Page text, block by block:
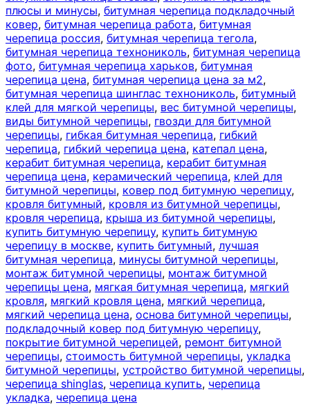
плюсы и минусы, битумная черепица подкладочный
ковер, битумная черепица работа, битумная
черепица россия, битумная черепица тегола,
битумная черепица технониколь, битумная черепица
фото, битумная черепица харьков, битумная
черепица цена, битумная черепица цена за м2,
битумная черепица шинглас технониколь, битумный
клей для мягкой черепицы, вес битумной черепицы,
виды битумной черепицы, гвозди для битумной
черепицы, гибкая битумная черепица, гибкий
черепица, гибкий черепица цена, катепал цена,
керабит битумная черепица, керабит битумная
черепица цена, керамический черепица, клей для
битумной черепицы, ковер под битумную черепицу,
кровля битумный, кровля из битумной черепицы,
кровля черепица, крыша из битумной черепицы,
купить битумную черепицу, купить битумную
черепицу в москве, купить битумный, лучшая
битумная черепица, минусы битумной черепицы,
монтаж битумной черепицы, монтаж битумной
черепицы цена, мягкая битумная черепица, мягкий
кровля, мягкий кровля цена, мягкий черепица,
мягкий черепица цена, основа битумной черепицы,
подкладочный ковер под битумную черепицу,
покрытие битумной черепицей, ремонт битумной
черепицы, стоимость битумной черепицы, укладка
битумной черепицы, устройство битумной черепицы,
черепица shinglas, черепица купить, черепица
укладка, черепица цена